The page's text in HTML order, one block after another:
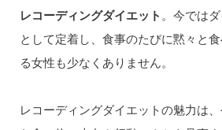
レコーディングダイエット 。今では
として定着し、食事のたびに黙々と
る女性も少なくありません。
レコーディングダイエットの魅力は